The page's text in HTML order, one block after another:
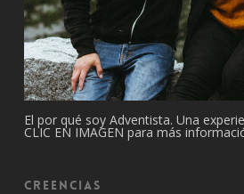
El por qué soy Adventista. Una
CLIC EN IMAGEN para más
Creencias